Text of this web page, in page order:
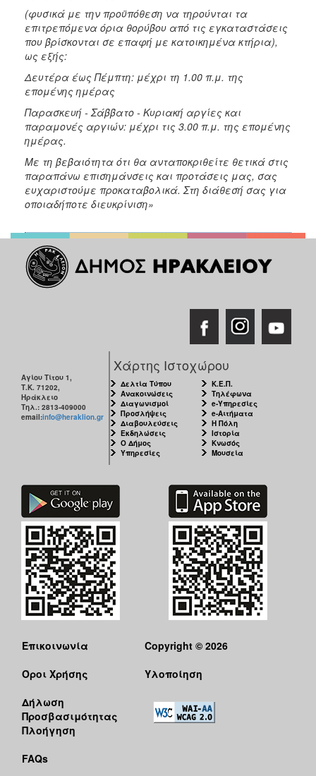
(φυσικά με την προϋπόθεση να τηρούνται τα
επιτρεπόμενα όρια θορύβου από τις εγκαταστάσεις
που βρίσκονται σε επαφή με κατοικημένα κτήρια),
ως εξής:
Δευτέρα έως Πέμπτη: μέχρι τη 1.00 π.μ. της
επομένης ημέρας
Παρασκευή - Σάββατο - Κυριακή αργίες και
παραμονές αργιών: μέχρι τις 3.00 π.μ. της επομένης
ημέρας.
Με τη βεβαιότητα ότι θα ανταποκριθείτε θετικά στις
παραπάνω επισημάνσεις και προτάσεις μας, σας
ευχαριστούμε προκαταβολικά. Στη διάθεσή σας για
οποιαδήποτε διευκρίνιση»
Αγίου Τίτου 1,
Τ.Κ. 71202,
Ηράκλειο
Τηλ.: 2813-409000
email:info@heraklion.gr
Χάρτης Ιστοχώρου
Δελτία Τύπου
Ανακοινώσεις
Διαγωνισμοί
Προσλήψεις
Διαβουλεύσεις
Εκδηλώσεις
Ο Δήμος
Υπηρεσίες
Κ.Ε.Π.
Τηλέφωνα
e-Υπηρεσίες
e-Αιτήματα
Η Πόλη
Ιστορία
Κνωσός
Μουσεία
Επικοινωνία
Όροι Χρήσης
Δήλωση
Προσβασιμότητας
Πλοήγηση
FAQs
Copyright © 2026
Υλοποίηση